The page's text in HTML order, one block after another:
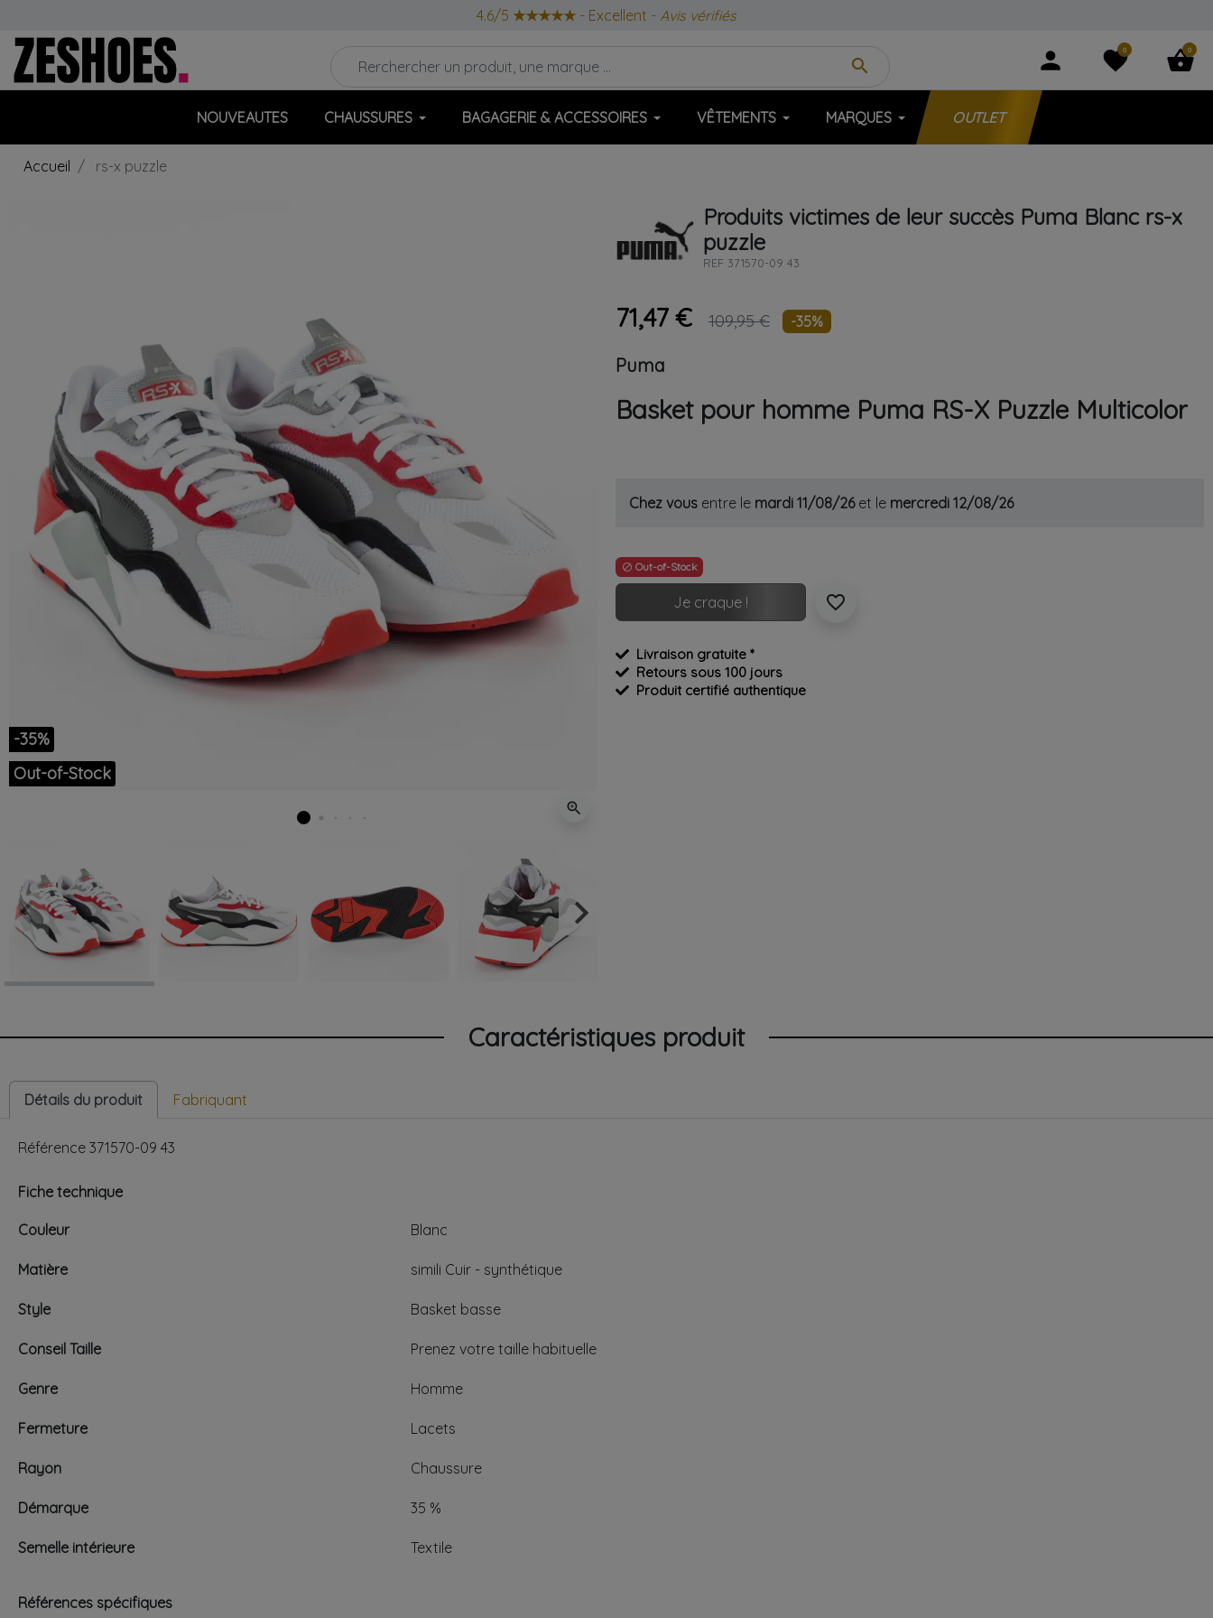
4.6/5 ★★★★★ - Excellent - Avis vérifiés
search person favorite
0 shopping_basket
0
NOUVEAUTES CHAUSSURES BAGAGERIE & ACCESSOIRES VÊTEMENTS MARQUES OUTLET
Accueil rs-x puzzle
-35%
Out-of-Stock
zoom_in
Précédent
keyboard_arrow_left Suivant
keyboard_arrow_right
Produits victimes de leur succès Puma Blanc rs-x
puzzle
REF 371570-09 43
71,47 € 109,95 € -35%
Puma
Basket pour homme Puma RS-X Puzzle Multicolor
Chez vous entre le mardi 11/08/26et le mercredi 12/08/26
 Out-of-Stock
Je craque ! favorite_border
Livraison gratuite *
Retours sous 100 jours
Produit certifié authentique
Caractéristiques produit
Détails du produit Fabriquant
Référence 371570-09 43
Fiche technique
Couleur Blanc
Matière simili Cuir - synthétique
Style Basket basse
Conseil Taille Prenez votre taille habituelle
Genre Homme
Fermeture Lacets
Rayon Chaussure
Démarque 35 %
Semelle intérieure Textile
Références spécifiques